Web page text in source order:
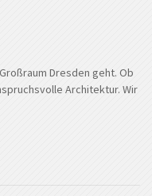
Dresden geht. Ob
Architektur. Wir